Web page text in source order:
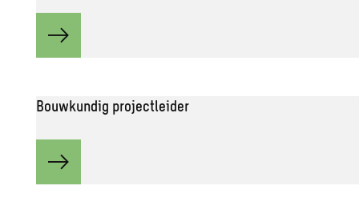
Bouwkundig projectleider